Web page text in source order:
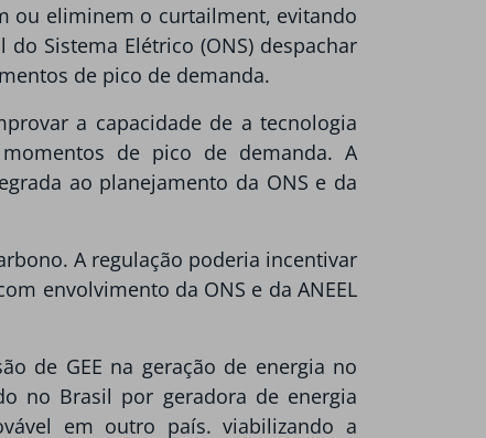
ou eliminem o curtailment, evitando
Sistema Elétrico (ONS) despachar
de pico de demanda.
a capacidade de a tecnologia
de pico de demanda. A
ao planejamento da ONS e da
A regulação poderia incentivar
envolvimento da ONS e da ANEEL
de GEE na geração de energia no
no Brasil por geradora de energia
em outro país. viabilizando a